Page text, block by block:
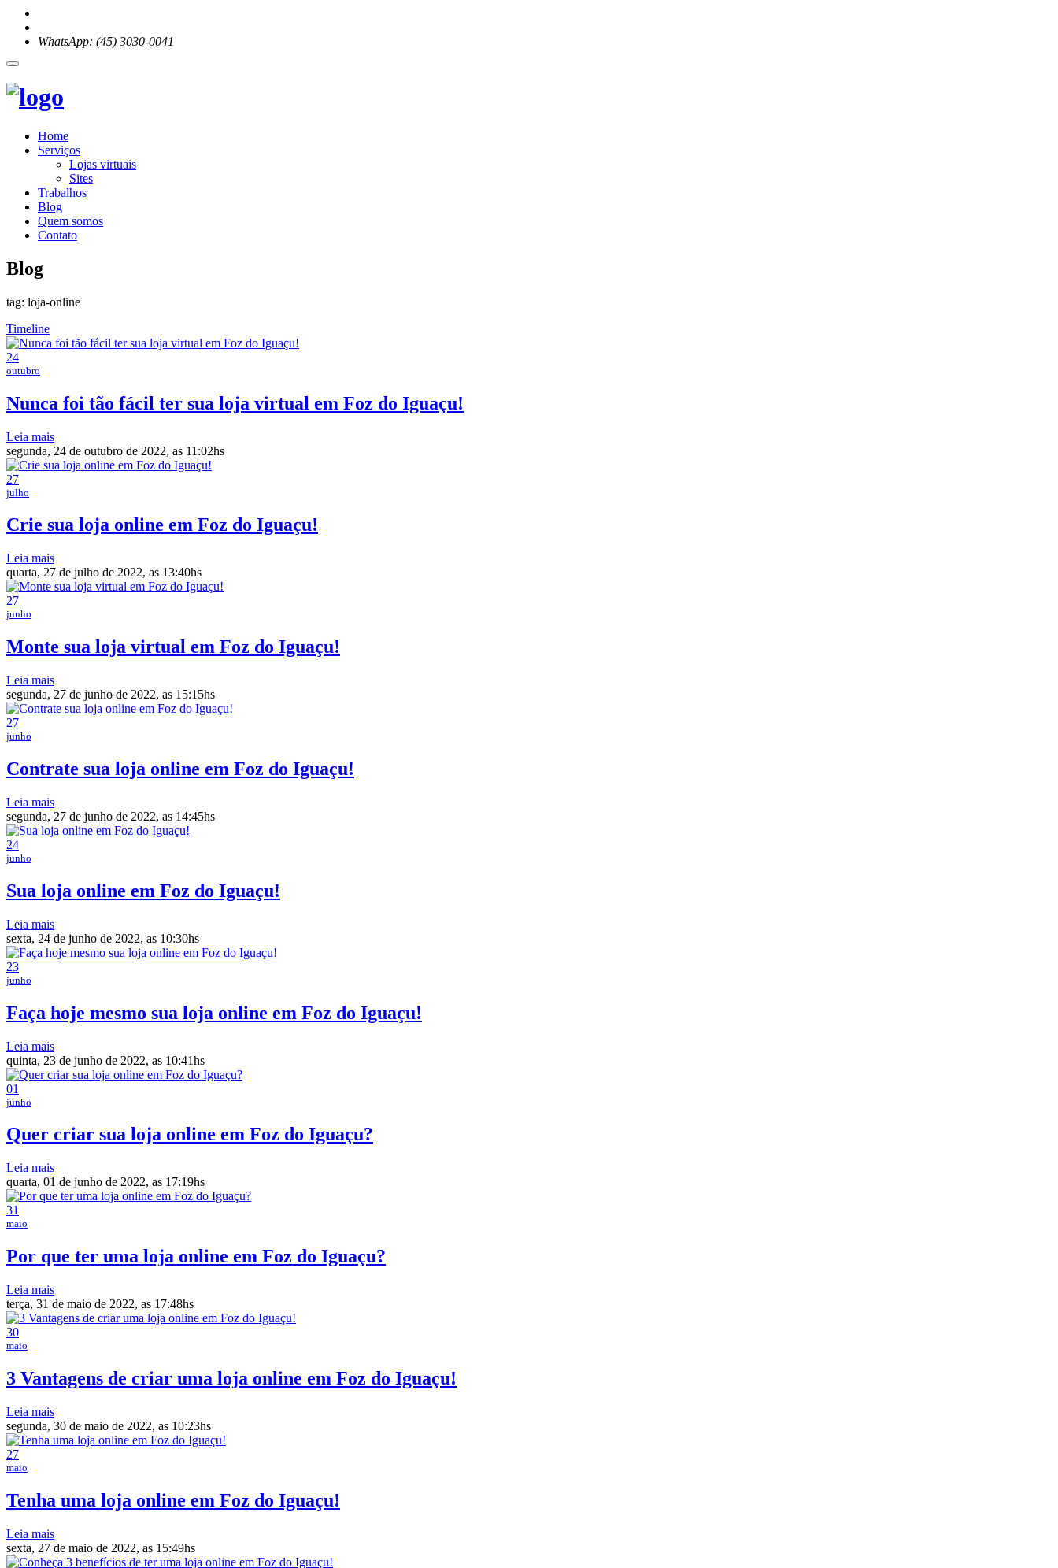
WhatsApp: (45) 3030-0041
Home
Serviços
Lojas virtuais
Sites
Trabalhos
Blog
Quem somos
Contato
Blog
tag: loja-online
Timeline
24
outubro
Nunca foi tão fácil ter sua loja virtual em Foz do Iguaçu!
Leia mais
segunda, 24 de outubro de 2022, as 11:02hs
27
julho
Crie sua loja online em Foz do Iguaçu!
Leia mais
quarta, 27 de julho de 2022, as 13:40hs
27
junho
Monte sua loja virtual em Foz do Iguaçu!
Leia mais
segunda, 27 de junho de 2022, as 15:15hs
27
junho
Contrate sua loja online em Foz do Iguaçu!
Leia mais
segunda, 27 de junho de 2022, as 14:45hs
24
junho
Sua loja online em Foz do Iguaçu!
Leia mais
sexta, 24 de junho de 2022, as 10:30hs
23
junho
Faça hoje mesmo sua loja online em Foz do Iguaçu!
Leia mais
quinta, 23 de junho de 2022, as 10:41hs
01
junho
Quer criar sua loja online em Foz do Iguaçu?
Leia mais
quarta, 01 de junho de 2022, as 17:19hs
31
maio
Por que ter uma loja online em Foz do Iguaçu?
Leia mais
terça, 31 de maio de 2022, as 17:48hs
30
maio
3 Vantagens de criar uma loja online em Foz do Iguaçu!
Leia mais
segunda, 30 de maio de 2022, as 10:23hs
27
maio
Tenha uma loja online em Foz do Iguaçu!
Leia mais
sexta, 27 de maio de 2022, as 15:49hs